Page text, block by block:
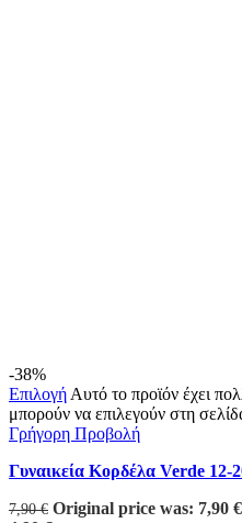
-38%
Επιλογή Αυτό το προϊόν έχει
μπορούν να επιλεγούν στη
Γρήγορη Προβολή
Γυναικεία Κορδέλα Verde 12-
7,90€ Original price was: 7,90